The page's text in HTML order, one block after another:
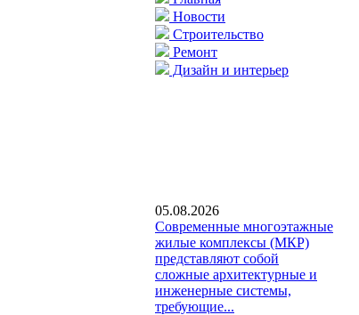
Новости
Строительство
Ремонт
Дизайн и интерьер
05.08.2026
Современные многоэтажные
жилые комплексы (МКР)
представляют собой
сложные архитектурные и
инженерные системы,
требующие...